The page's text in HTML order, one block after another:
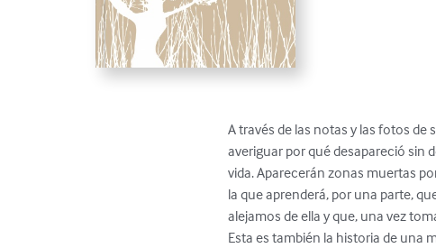
A través de las notas y las fotos
averiguar por qué desapareció sin
vida. Aparecerán zonas muertas
la que aprenderá, por una parte,
alejamos de ella y que, una vez
Esta es también la historia de una